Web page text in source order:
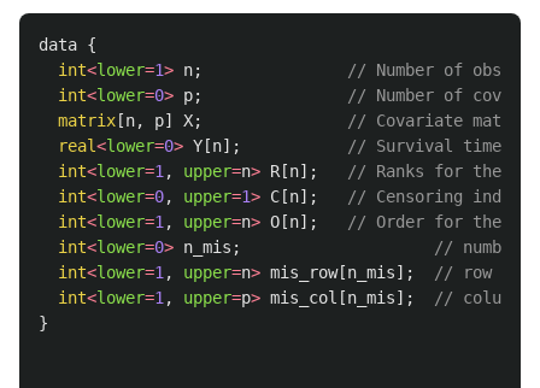
data {
int<lower=1> n;
// Number of
int<lower=0> p;
// Number of
matrix [n, p] X;
// Covariate matrix
real<lower=0> Y [n];
// Survival times
int<lower=1 , upper=n> R [n];
// Ranks for the
int<lower=0, upper=1> C [n];
// Censoring
int<lower=1 , upper=n> O [n];
// Order for the
int<lower=0> n_mis ;
// number
int<lower=1 , upper=n> mis_row[n_mis];
// row
int<lower=1 , upper=p> mis_col [n_mis];
// column
}